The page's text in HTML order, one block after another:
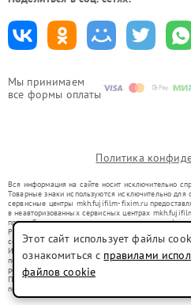
Мы принимаем
все формы оплаты
Политика
Вся информация на сайте носит исключительно
Товарные знаки используются исключительно для
сервисные центры mkh.fujifilm-fixim.ru
в неавторизованных сервисных центрах
правообладателями товарных знаков или их
Ремонт осуществляется для устройств, уже
со статьей 1487 ГК РФ.
Использование товарных знаков не преследует
потребителей в заблуждение, а служит для
ремонту техники указанных брендов.
Представленная на сайте информация не является
положениями Статьи 437(2) Гражданского кодекса
Этот сайт использует файлы
ознакомиться с правилами
файлов cookie